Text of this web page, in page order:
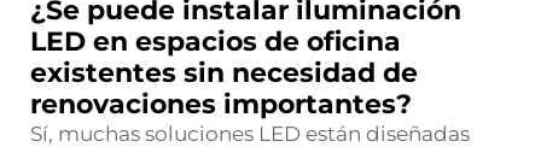
¿Se puede instalar iluminación
LED en espacios de oficina
existentes sin necesidad de
renovaciones importantes?
Sí, muchas soluciones LED están diseñadas